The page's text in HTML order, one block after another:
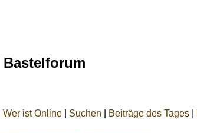
Bastelforum
Wer ist Online Suchen Beiträge des Tages